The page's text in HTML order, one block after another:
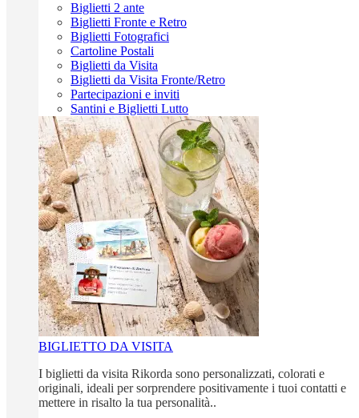
Biglietti 2 ante
Biglietti Fronte e Retro
Biglietti Fotografici
Cartoline Postali
Biglietti da Visita
Biglietti da Visita Fronte/Retro
Partecipazioni e inviti
Santini e Biglietti Lutto
BIGLIETTO DA VISITA
I biglietti da visita Rikorda sono personalizzati, colorati e
originali, ideali per sorprendere positivamente i tuoi contatti e
mettere in risalto la tua personalità..